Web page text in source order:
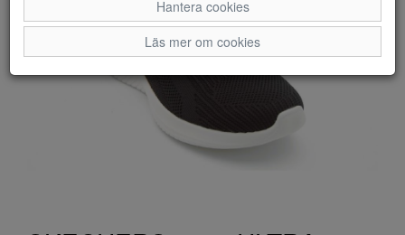
Hantera cookies
Läs mer om cookies